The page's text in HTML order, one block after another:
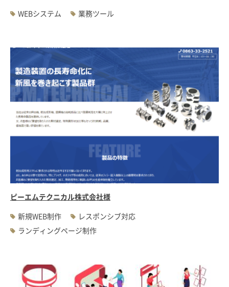
WEBシステム
業務ツール
ピーエムテクニカル株式会社様
新規WEB制作
レスポンシブ対応
ランディングページ制作